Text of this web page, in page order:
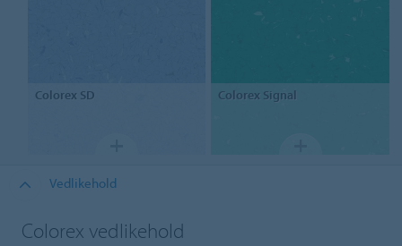
Colorex SD Colorex Signal
Vedlikehold
Colorex vedlikehold